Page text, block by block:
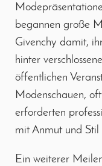
begannen große
Givenchy damit,
hinter
öffentlichen
Modenschauen,
erforderten
mit Anmut und Stil
Ein weiterer